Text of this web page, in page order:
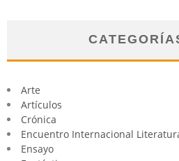
Arte
Artículos
Crónica
Encuentro Internacional
Ensayo